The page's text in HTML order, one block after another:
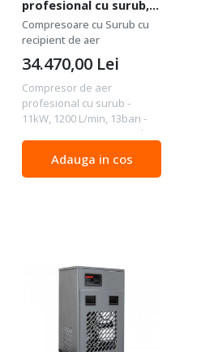
profesional cu surub,
cu uscator de aer -
11kW, 1200 L/min,
13bari - Rezervor 500
Litri - WLT-11/500-P-
COMBO-13bar
Compresoare cu Surub cu
recipient de aer
Compresor de aer
profesional cu surub -
11kW, 1200 L/min, 13bari -
Rezervor 500 Litri - WLT din
aer Date tehnice
Capacitatea rezervorului
34.470,00 Lei
Adauga in cos